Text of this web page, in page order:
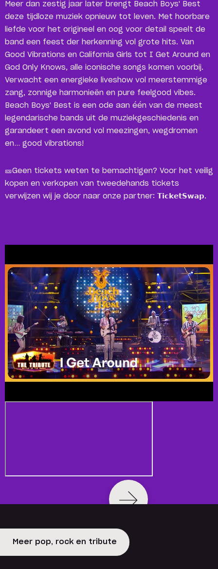
Meer dan zestig jaar later brengt Beach Boys' Best
deze tijdloze muziek opnieuw tot leven. Met hoorbare
liefde voor het origineel en oog voor detail speelt de
band een feest der herkenning vol grote hits. Van
Good Vibrations en California Girls tot I Get Around en
God Only Knows, alle iconische songs komen voorbij.
Verwacht een energieke liveshow vol meerstemmige
zang, zonnige harmonieën en pure feelgood vibes.
Beach Boys' Best is een ode aan één van de meest
legendarische bands uit de muziekgeschiedenis en
garandeert een avond vol meezingen, wegdromen
en… good vibrations!
🎫Geen tickets weten te bemachtigen? Voor het veilig
kopen en verkopen van tweedehands tickets
verwijzen wij je door naar onze partner: 𝗧𝗶𝗰𝗸𝗲𝘁𝗦𝘄𝗮𝗽.
Meer pop, rock en tribute